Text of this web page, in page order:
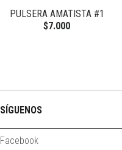
PULSERA AMATISTA #1
$7.000
SÍGUENOS
Facebook